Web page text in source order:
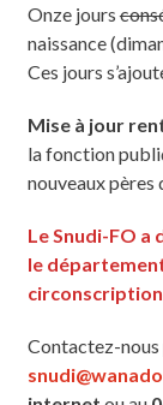
Onze jours
naissance
Ces jours
Mise à jour
la fonction
nouveaux
Le Snudi-FO a
le
circonscription
Contactez-nous